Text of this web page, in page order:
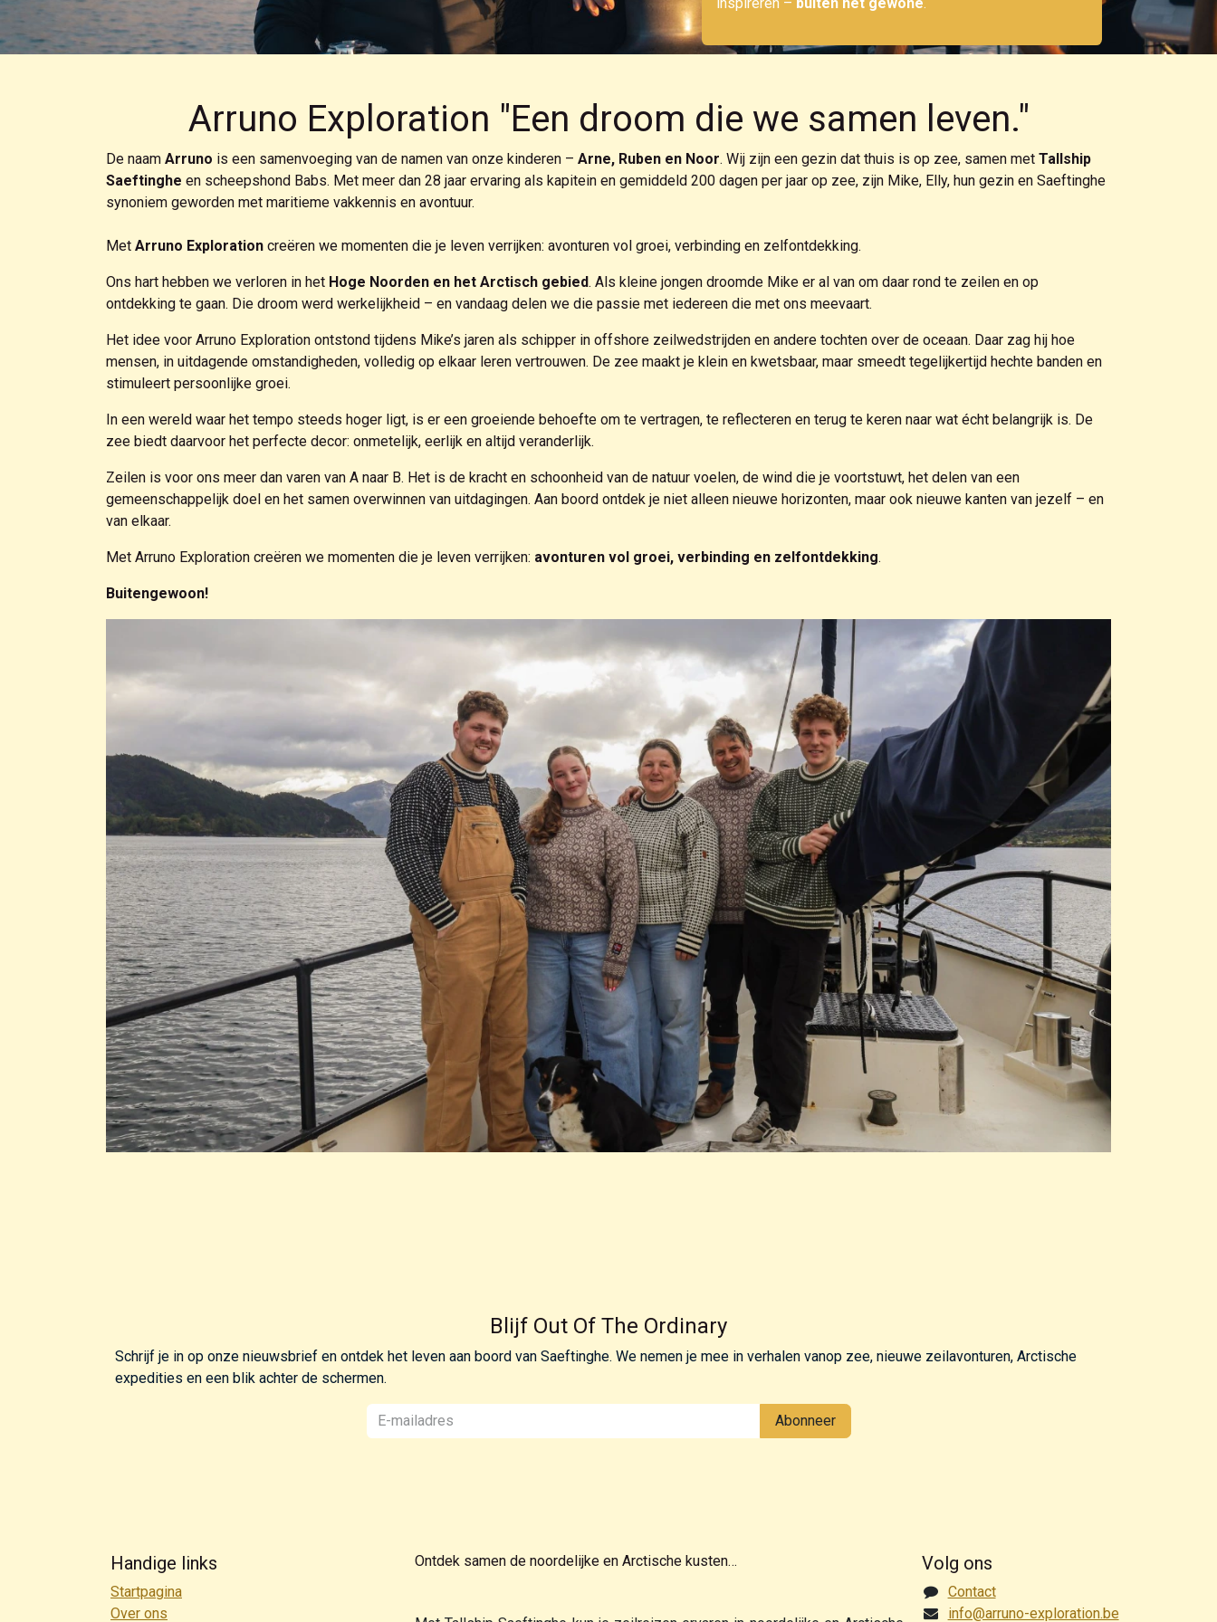
Arruno Exploration "Een droom die we samen leven."
De naam Arruno is een samenvoeging van de namen van onze kinderen – Arne, Ruben en Noor. Wij zijn een gezin dat thuis is op zee, samen met Tallship
Saeftinghe en scheepshond Babs. Met meer dan 28 jaar ervaring als kapitein en gemiddeld 200 dagen per jaar op zee, zijn Mike, Elly, hun gezin en Saeftinghe
synoniem geworden met maritieme vakkennis en avontuur.
Met Arruno Exploration creëren we momenten die je leven verrijken: avonturen vol groei, verbinding en zelfontdekking.
Ons hart hebben we verloren in het Hoge Noorden en het Arctisch gebied. Als kleine jongen droomde Mike er al van om daar rond te zeilen en op
ontdekking te gaan. Die droom werd werkelijkheid – en vandaag delen we die passie met iedereen die met ons meevaart.
Het idee voor Arruno Exploration ontstond tijdens Mike’s jaren als schipper in offshore zeilwedstrijden en andere tochten over de oceaan. Daar zag hij hoe
mensen, in uitdagende omstandigheden, volledig op elkaar leren vertrouwen. De zee maakt je klein en kwetsbaar, maar smeedt tegelijkertijd hechte banden en
stimuleert persoonlijke groei.
In een wereld waar het tempo steeds hoger ligt, is er een groeiende behoefte om te vertragen, te reflecteren en terug te keren naar wat écht belangrijk is. De
zee biedt daarvoor het perfecte decor: onmetelijk, eerlijk en altijd veranderlijk.
Zeilen is voor ons meer dan varen van A naar B. Het is de kracht en schoonheid van de natuur voelen, de wind die je voortstuwt, het delen van een
gemeenschappelijk doel en het samen overwinnen van uitdagingen. Aan boord ontdek je niet alleen nieuwe horizonten, maar ook nieuwe kanten van jezelf – en
van elkaar.
Met Arruno Exploration creëren we momenten die je leven verrijken: avonturen vol groei, verbinding en zelfontdekking.
Buitengewoon!
Blijf Out Of The Ordinary
Schrijf je in op onze nieuwsbrief en ontdek het leven aan boord van Saeftinghe. We nemen je mee in verhalen vanop zee, nieuwe zeilavonturen, Arctische
expedities en een blik achter de schermen.
Abonneer
Volg ons
Contact
info@arruno-exploration.be
Ontdek samen de noordelijke en Arctische kusten…
Handige links
Startpagina
Over ons